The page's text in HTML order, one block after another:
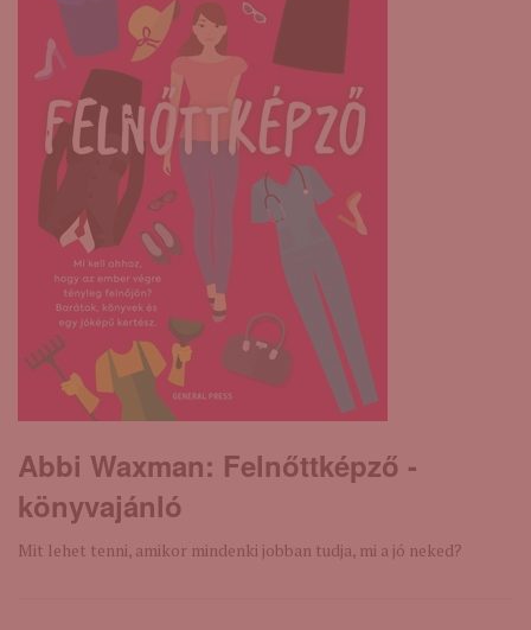
Abbi Waxman: Felnőttképző -
könyvajánló
Mit lehet tenni, amikor mindenki jobban tudja, mi a jó neked?